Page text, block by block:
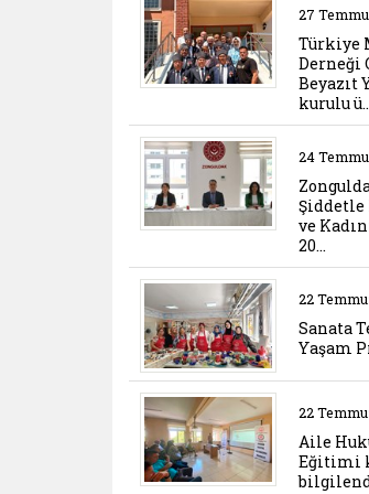
Belgeyi
27
Türkiye
Derneği
Beyazıt
kurulu
Belgeyi
24
Şiddetle
ve
20…
Belgeyi
22
Sanata
Yaşam
Belgeyi
22
Aile
Eğitimi